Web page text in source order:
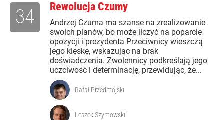
Rewolucja Czumy
Andrzej Czuma ma szanse na zrealizowanie
swoich planów, bo może liczyć na poparcie
opozycji i prezydenta Przeciwnicy wieszczą
jego klęskę, wskazując na brak
doświadczenia. Zwolennicy podkreślają jego
uczciwość i determinację, przewidując, że...
34
Rafał Przedmojski
Leszek Szymowski